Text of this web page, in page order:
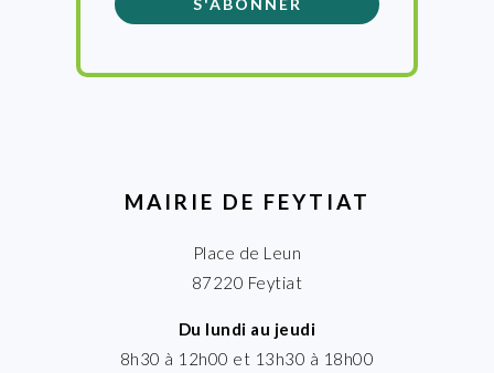
MAIRIE DE FEYTIAT
Place de Leun
87220 Feytiat
Du lundi au jeudi
8h30 à 12h00 et 13h30 à 18h00